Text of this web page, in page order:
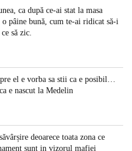
ca după ce-ai stat la masa
pâine bună, cum te-ai ridicat să-i
să zic.
el e vorba sa stii ca e posibil…
e nascut la Medelin
deoarece toata zona ce
sunt in vizorul mafiei